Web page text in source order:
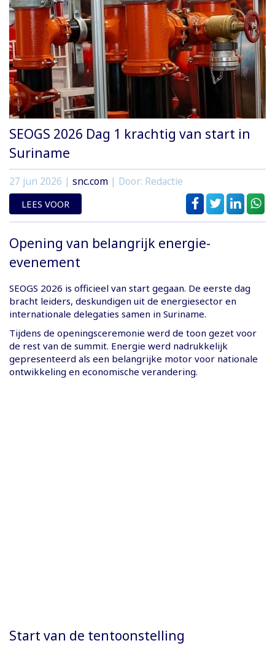
SEOGS 2026 Dag 1 krachtig van start in
Suriname
27 jun 2026 | snc.com | Door: Redactie
LEES VOOR
Opening van belangrijk energie-
evenement
SEOGS 2026 is officieel van start gegaan. De eerste dag
bracht leiders, deskundigen uit de energiesector en
internationale delegaties samen in Suriname.
Tijdens de openingsceremonie werd de toon gezet voor
de rest van de summit. Energie werd nadrukkelijk
gepresenteerd als een belangrijke motor voor nationale
ontwikkeling en economische verandering.
Start van de tentoonstelling